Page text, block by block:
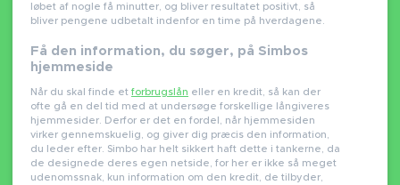
løbet af nogle få minutter, og bliver resultatet positivt, så
bliver pengene udbetalt indenfor en time på hverdagene.
Få den information, du søger, på Simbos
hjemmeside
Når du skal finde et forbrugslån eller en kredit, så kan der
ofte gå en del tid med at undersøge forskellige långiveres
hjemmesider. Derfor er det en fordel, når hjemmesiden
virker gennemskuelig, og giver dig præcis den information,
du leder efter. Simbo har helt sikkert haft dette i tankerne, da
de designede deres egen netside, for her er ikke så meget
udenomssnak, kun information om den kredit, de tilbyder,